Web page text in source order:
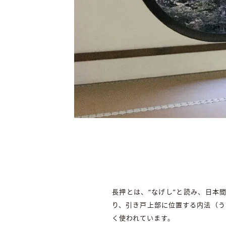
長押とは、“なげし”と読み、日本
り、引き戸上部に位置する内法（
く使われています。